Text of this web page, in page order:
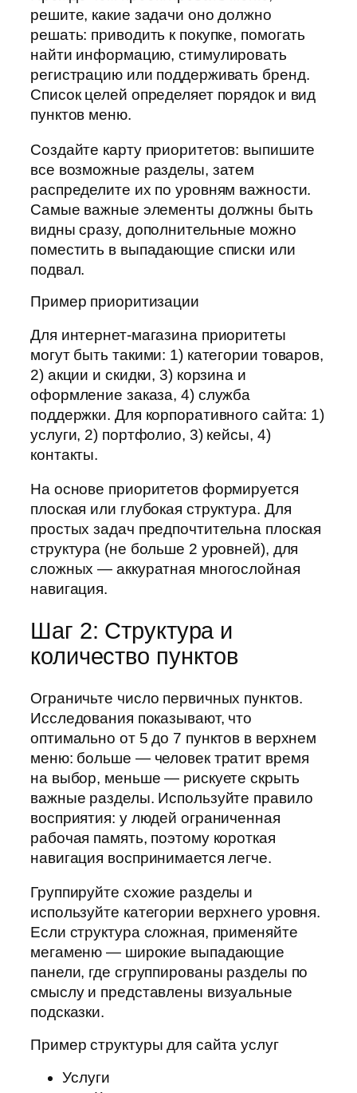
решите, какие задачи оно должно
решать: приводить к покупке, помогать
найти информацию, стимулировать
регистрацию или поддерживать бренд.
Список целей определяет порядок и вид
пунктов меню.
Создайте карту приоритетов: выпишите
все возможные разделы, затем
распределите их по уровням важности.
Самые важные элементы должны быть
видны сразу, дополнительные можно
поместить в выпадающие списки или
подвал.
Пример приоритизации
Для интернет-магазина приоритеты
могут быть такими: 1) категории товаров,
2) акции и скидки, 3) корзина и
оформление заказа, 4) служба
поддержки. Для корпоративного сайта: 1)
услуги, 2) портфолио, 3) кейсы, 4)
контакты.
На основе приоритетов формируется
плоская или глубокая структура. Для
простых задач предпочтительна плоская
структура (не больше 2 уровней), для
сложных — аккуратная многослойная
навигация.
Шаг 2: Структура и
количество пунктов
Ограничьте число первичных пунктов.
Исследования показывают, что
оптимально от 5 до 7 пунктов в верхнем
меню: больше — человек тратит время
на выбор, меньше — рискуете скрыть
важные разделы. Используйте правило
восприятия: у людей ограниченная
рабочая память, поэтому короткая
навигация воспринимается легче.
Группируйте схожие разделы и
используйте категории верхнего уровня.
Если структура сложная, применяйте
мегаменю — широкие выпадающие
панели, где сгруппированы разделы по
смыслу и представлены визуальные
подсказки.
Пример структуры для сайта услуг
Услуги